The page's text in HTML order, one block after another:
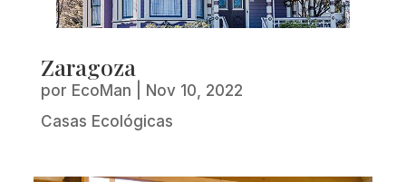
Zaragoza
por EcoMan
Nov 10, 2022
Casas Ecológicas